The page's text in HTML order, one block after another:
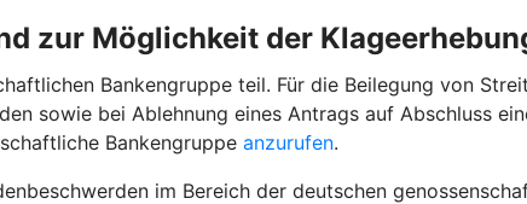
zur Möglichkeit der
Bankengruppe teil. Für die Beilegung von
sowie bei Ablehnung eines Antrags auf Abschluss
Bankengruppe anzurufen.
im Bereich der deutschen